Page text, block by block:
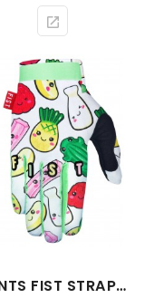
GANTS FIST STRAPPED INDY CARMODY SWEET TREATS